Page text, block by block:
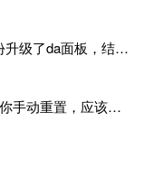
是的证书过期了，原因是我12月份升级了da面板，结果后台证书就不更新了，目前还在排查问题。切换PHP版本现在没有了，因为DA新版不支持。
可以给我QQ或者微信发消息，给你手动重置，应该是服务器插件有问题了，这个wp的主题太老了，导致现在好多的问题，网站的签到功能也是因为这个原因导致的。